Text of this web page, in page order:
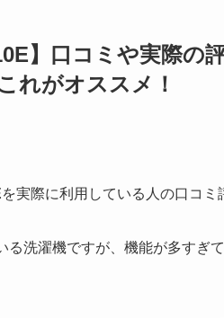
】口コミや実際
れがオススメ！
を実際に利用している人の口コミ
る洗濯機ですが、機能が多すぎ